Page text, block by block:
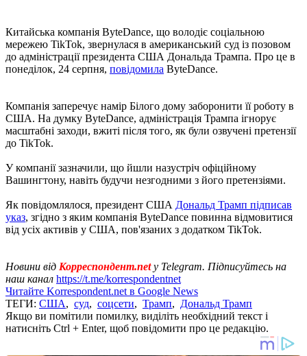
Китайська компанія ByteDance, що володіє соціальною
мережею TikTok, звернулася в американський суд із позовом
до адміністрації президента США Дональда Трампа. Про це в
понеділок, 24 серпня, повідомила ByteDance.
Компанія заперечує намір Білого дому заборонити її роботу в
США. На думку ByteDance, адміністрація Трампа ігнорує
масштабні заходи, вжиті після того, як були озвучені претензії
до TikTok.
У компанії зазначили, що йшли назустріч офіційному
Вашингтону, навіть будучи незгодними з його претензіями.
Як повідомлялося, президент США Дональд Трамп підписав
указ, згідно з яким компанія ByteDance повинна відмовитися
від усіх активів у США, пов'язаних з додатком TikTok.
Новини від Корреспондент.net у Telegram. Підписуйтесь на
наш канал https://t.me/korrespondentnet
Читайте Korrespondent.net в Google News
ТЕГИ: США, суд, соцсети, Трамп, Дональд Трамп
Якщо ви помітили помилку, виділіть необхідний текст і
натисніть Ctrl + Enter, щоб повідомити про це редакцію.